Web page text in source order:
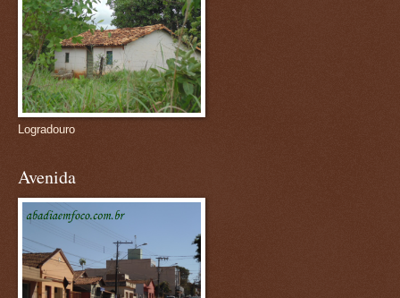
Logradouro
Avenida